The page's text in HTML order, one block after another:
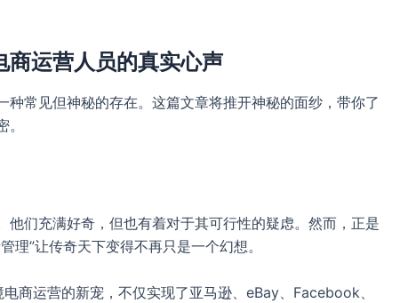
商运营人员的真实心声
常见但神秘的存在。这篇文章将推开神秘的面纱，带你了
们充满好奇，但也有着对于其可行性的疑虑。然而，正是
”让传奇天下变得不再只是一个幻想。
商运营的新宠，不仅实现了亚马逊、eBay、Facebook、